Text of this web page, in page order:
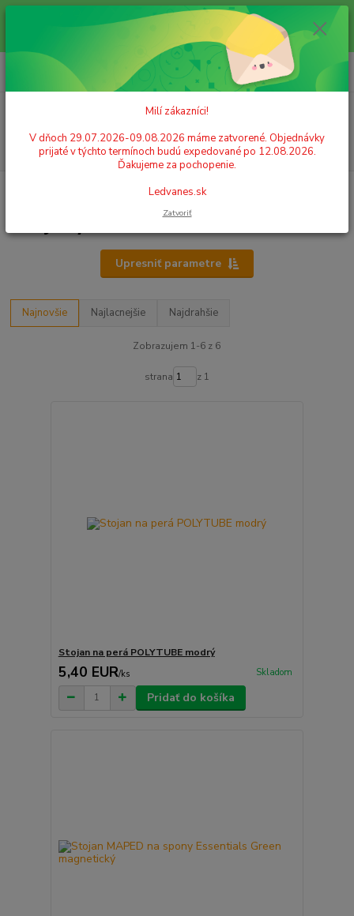
Milí zákazníci! V dňoch 29.07.2026-09.08.2026 máme zatvorené.
Objednávky prijaté v týchto termínoch budú expedované po 12.08.2026.
Ďakujeme za pochopenie. Ledvanes.sk
Hľadať
+421 908 755 958
Po. - Pia. od 9:00 hod. - 16:00 hod.
za0,00 EUR
KANCELÁRSKE POTREBY Listové spony, klipy, stojany
Upresniť parametre
Najnovšie Najlacnejšie Najdrahšie
Zobrazujem 1-6 z 6
strana z 1
Stojan na perá POLYTUBE modrý
5,40 EUR/ks Skladom
Pridať do košíka
Milí zákazníci!
V dňoch 29.07.2026-09.08.2026 máme zatvorené. Objednávky
prijaté v týchto termínoch budú expedované po 12.08.2026.
Ďakujeme za pochopenie.
Ledvanes.sk
Zatvoriť